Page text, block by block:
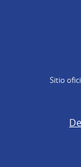
Sitio